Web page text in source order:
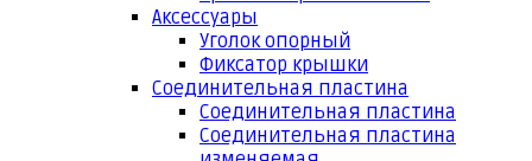
Аксессуары
Уголок опорный
Фиксатор крышки
Соединительная пластина
Соединительная пластина
Соединительная пластина